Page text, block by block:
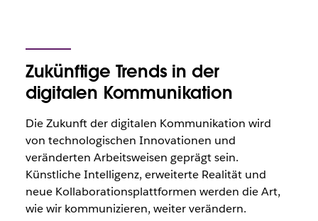
Zukünftige Trends in der
digitalen Kommunikation
Die Zukunft der digitalen Kommunikation wird
von technologischen Innovationen und
veränderten Arbeitsweisen geprägt sein.
Künstliche Intelligenz, erweiterte Realität und
neue Kollaborationsplattformen werden die Art,
wie wir kommunizieren, weiter verändern.